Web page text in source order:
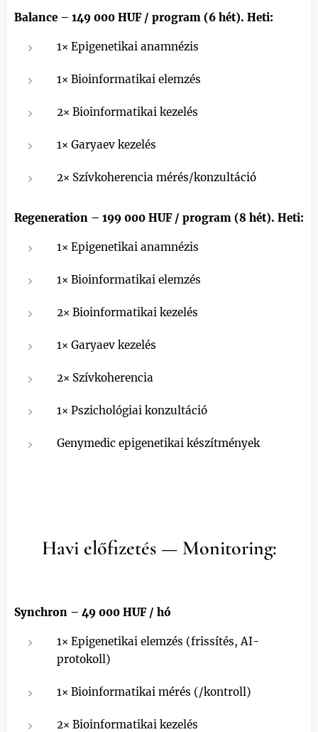
Balance – 149 000 HUF / program (6 hét). Heti:
1× Epigenetikai anamnézis
1× Bioinformatikai elemzés
2× Bioinformatikai kezelés
1× Garyaev kezelés
2× Szívkoherencia mérés/konzultáció
Regeneration – 199 000 HUF / program (8 hét). Heti:
1× Epigenetikai anamnézis
1× Bioinformatikai elemzés
2× Bioinformatikai kezelés
1× Garyaev kezelés
2× Szívkoherencia
1× Pszichológiai konzultáció
Genymedic epigenetikai készítmények
Havi előfizetés — Monitoring:
Synchron – 49 000 HUF / hó
1× Epigenetikai elemzés (frissítés, AI-
protokoll)
1× Bioinformatikai mérés (/kontroll)
2× Bioinformatikai kezelés